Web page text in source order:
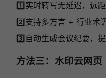
1️⃣实时转写无延迟，远
2️⃣支持多方言 + 行业术
3️⃣自动生成会议纪要，
方法三：水印云网页